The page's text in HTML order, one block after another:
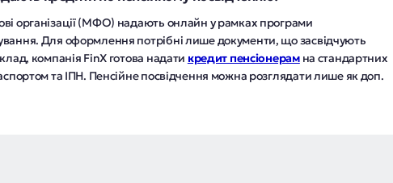
організації (МФО) надають онлайн у рамках програми
Для оформлення потрібні лише документи, що засвідчують
компанія FinX готова надати кредит пенсіонерамна стандартних
та ІПН. Пенсійне посвідчення можна розглядати лише як доп.